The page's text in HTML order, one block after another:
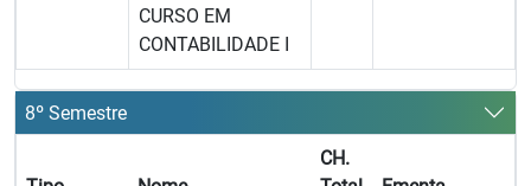
CURSO EM
CONTABILIDADE I
8º Semestre
CH.